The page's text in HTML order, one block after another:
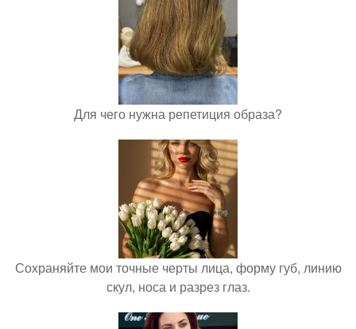
Для чего нужна репетиция образа?
Сохраняйте мои точные черты лица, форму губ, линию
скул, носа и разрез глаз.